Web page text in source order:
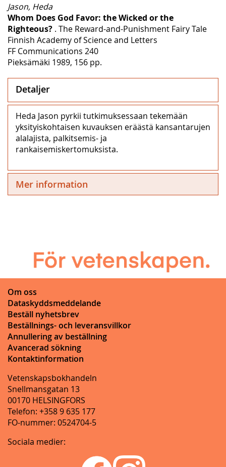
Jason, Heda
Whom Does God Favor: the Wicked or the
Righteous? . The Reward-and-Punishment Fairy Tale
Finnish Academy of Science and Letters
FF Communications 240
Pieksämäki 1989, 156 pp.
Detaljer
Heda Jason pyrkii tutkimuksessaan tekemään
yksityiskohtaisen kuvauksen eräästä kansantarujen
alalajista, palkitsemis- ja
rankaisemiskertomuksista.
Mer information
Om oss
Dataskyddsmeddelande
Beställ nyhetsbrev
Beställnings- och leveransvillkor
Annullering av beställning
Avancerad sökning
Kontaktinformation
Vetenskapsbokhandeln
Snellmansgatan 13
00170 HELSINGFORS
Telefon: +358 9 635 177
FO-nummer: 0524704-5
Sociala medier: